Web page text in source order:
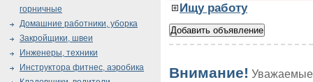
Ищу работу
Внимание! Уважаемые
горничные
Домашние работники, уборка
Закройщики, швеи
Инженеры, техники
Инструктора фитнес, аэробика